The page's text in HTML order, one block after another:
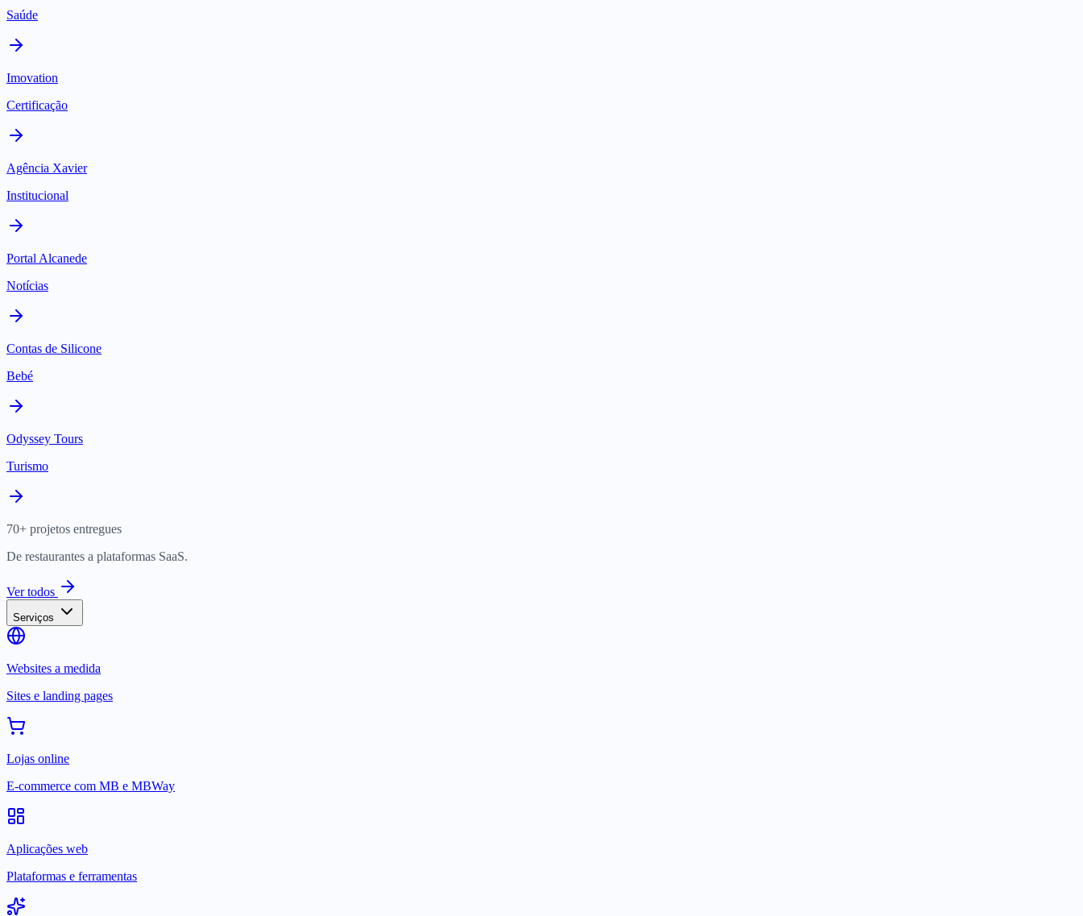
Saúde
Imovation
Certificação
Agência Xavier
Institucional
Portal Alcanede
Notícias
Contas de Silicone
Bebé
Odyssey Tours
Turismo
70+ projetos entregues
De restaurantes a plataformas SaaS.
Ver todos
Serviços
Websites a medida
Sites e landing pages
Lojas online
E-commerce com MB e MBWay
Aplicações web
Plataformas e ferramentas